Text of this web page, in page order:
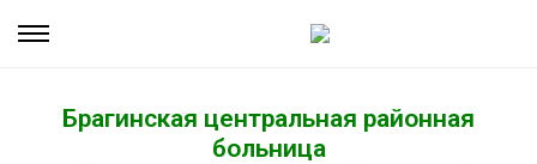
Брагинская центральная районная
больница